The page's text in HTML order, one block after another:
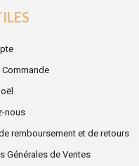
Commande
nous
remboursement et de retours
Générales de Ventes